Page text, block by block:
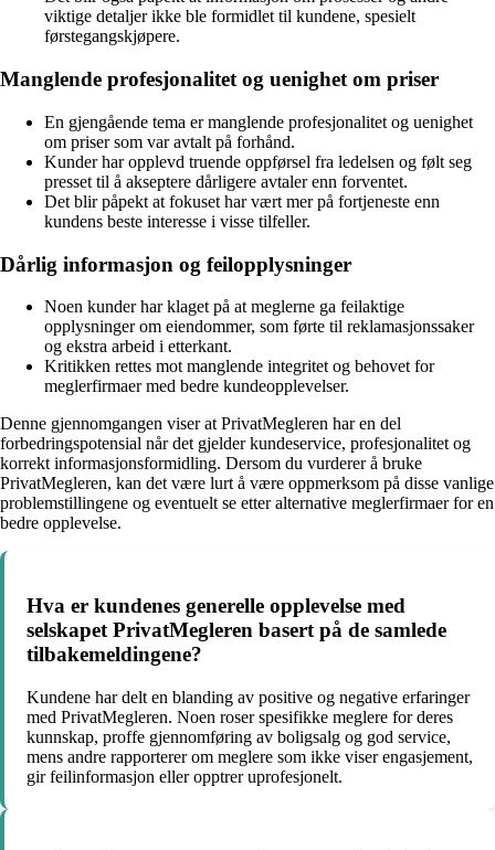
viktige detaljer ikke ble formidlet til kundene, spesielt
førstegangskjøpere.
Manglende profesjonalitet og uenighet om priser
En gjengående tema er manglende profesjonalitet og uenighet
om priser som var avtalt på forhånd.
Kunder har opplevd truende oppførsel fra ledelsen og følt seg
presset til å akseptere dårligere avtaler enn forventet.
Det blir påpekt at fokuset har vært mer på fortjeneste enn
kundens beste interesse i visse tilfeller.
Dårlig informasjon og feilopplysninger
Noen kunder har klaget på at meglerne ga feilaktige
opplysninger om eiendommer, som førte til reklamasjonssaker
og ekstra arbeid i etterkant.
Kritikken rettes mot manglende integritet og behovet for
meglerfirmaer med bedre kundeopplevelser.
Denne gjennomgangen viser at PrivatMegleren har en del
forbedringspotensial når det gjelder kundeservice, profesjonalitet og
korrekt informasjonsformidling. Dersom du vurderer å bruke
PrivatMegleren, kan det være lurt å være oppmerksom på disse vanlige
problemstillingene og eventuelt se etter alternative meglerfirmaer for en
bedre opplevelse.
Hva er kundenes generelle opplevelse med
selskapet PrivatMegleren basert på de samlede
tilbakemeldingene?
Kundene har delt en blanding av positive og negative erfaringer
med PrivatMegleren. Noen roser spesifikke meglere for deres
kunnskap, proffe gjennomføring av boligsalg og god service,
mens andre rapporterer om meglere som ikke viser engasjement,
gir feilinformasjon eller opptrer uprofesjonelt.